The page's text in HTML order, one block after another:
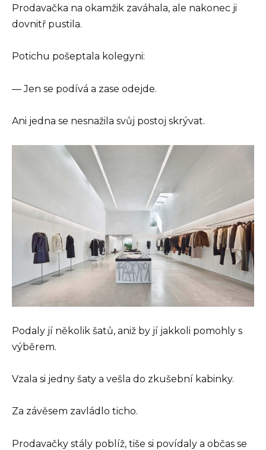
Prodavačka na okamžik zaváhala, ale nakonec ji
dovnitř pustila.
Potichu pošeptala kolegyni:
— Jen se podívá a zase odejde.
Ani jedna se nesnažila svůj postoj skrývat.
Podaly jí několik šatů, aniž by jí jakkoli pomohly s
výběrem.
Vzala si jedny šaty a vešla do zkušební kabinky.
Za závěsem zavládlo ticho.
Prodavačky stály poblíž, tiše si povídaly a občas se